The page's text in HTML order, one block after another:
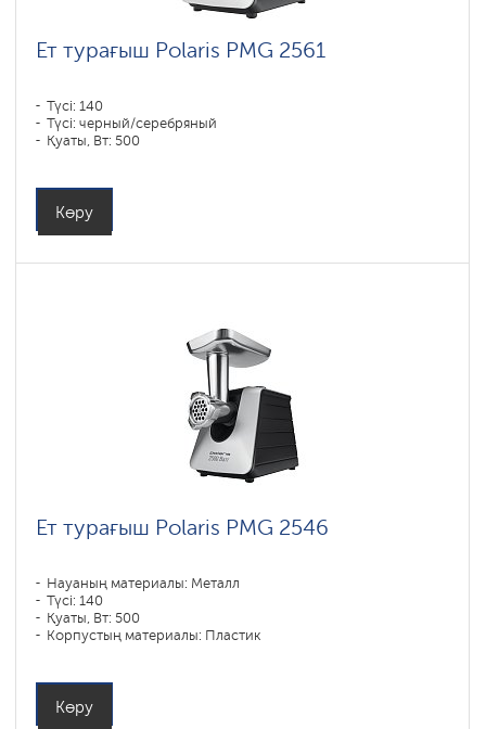
Ет турағыш Polaris PMG 2561
Түсі: 140
Түсі: черный/серебряный
Қуаты, Вт: 500
Көру
Ет турағыш Polaris PMG 2546
Науаның материалы: Металл
Түсі: 140
Қуаты, Вт: 500
Корпустың материалы: Пластик
Көру